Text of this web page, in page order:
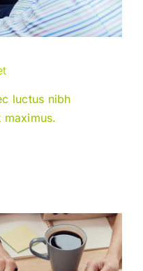
luctus nibh
maximus.